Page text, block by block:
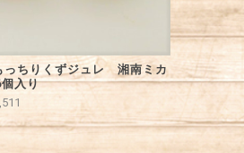
っちりくずジュレ 湘南ミカ
入り